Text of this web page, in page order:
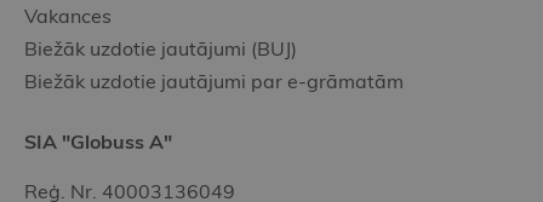
Vakances
Biežāk uzdotie jautājumi (BUJ)
Biežāk uzdotie jautājumi par e-grāmatām
SIA "Globuss A"
Reģ. Nr. 40003136049